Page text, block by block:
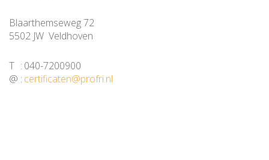
Blaarthemseweg 72
5502 JW Veldhoven
T : 040-7200900
@ : certificaten@profri.nl